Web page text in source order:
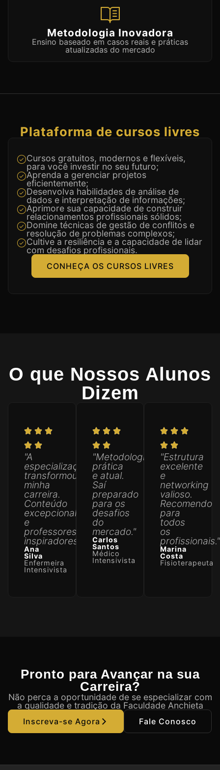
Metodologia Inovadora
Ensino baseado em casos reais e práticas
atualizadas do mercado
Plataforma de cursos livres
Cursos gratuitos, modernos e flexíveis,
para você investir no seu futuro;
Aprenda a gerenciar projetos
eficientemente;
Desenvolva habilidades de análise de
dados e interpretação de informações;
Aprimore sua capacidade de construir
relacionamentos profissionais sólidos;
Domine técnicas de gestão de conflitos e
resolução de problemas complexos;
Cultive a resiliência e a capacidade de lidar
com desafios profissionais.
CONHEÇA OS CURSOS LIVRES
O que Nossos Alunos
Dizem
"A
especialização
transformou
minha
carreira.
Conteúdo
excepcional
e
professores
inspiradores."
Ana
Silva
Enfermeira
Intensivista
"Metodologia
prática
e atual.
Saí
preparado
para os
desafios
do
mercado."
Carlos
Santos
Médico
Intensivista
"Estrutura
excelente
e
networking
valioso.
Recomendo
para
todos
os
profissionais."
Marina
Costa
Fisioterapeuta
Pronto para Avançar na sua
Carreira?
Não perca a oportunidade de se especializar com
a qualidade e tradição da Faculdade Anchieta
Inscreva-se Agora Fale Conosco